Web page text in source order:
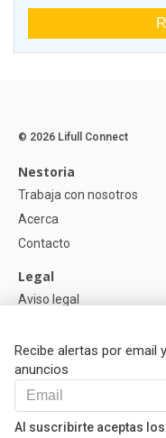
Recibe alertas por email
anuncios
Al suscribirte aceptas
© 2026 Lifull Connect
Nestoria
Trabaja con nosotros
Acerca
Contacto
Legal
Aviso legal
Política de Cookies
Ayuda
Preguntas
Nuestros Partners